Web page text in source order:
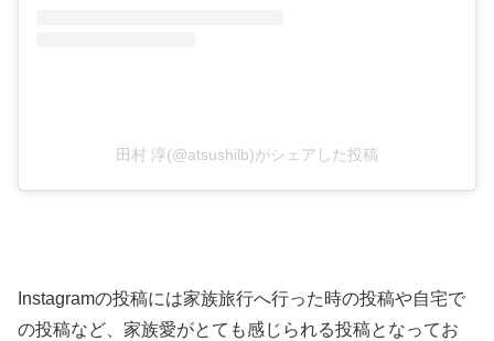
田村 淳(@atsushilb)がシェアした投稿
Instagramの投稿には家族旅行へ行った時の投稿や自宅で
の投稿など、家族愛がとても感じられる投稿となってお